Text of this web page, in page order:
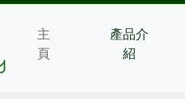
主
頁
產品介
紹